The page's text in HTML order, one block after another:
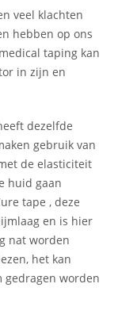
veel klachten
hebben op ons
taping kan
in zijn en
dezelfde
gebruik van
de elasticiteit
huid gaan
tape , deze
en is hier
nat worden
het kan
gedragen worden